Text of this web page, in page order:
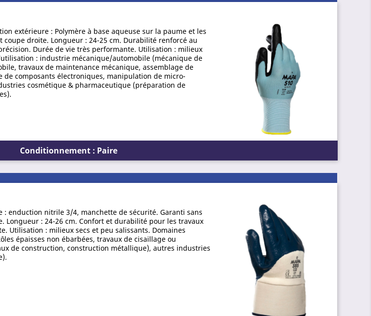
extérieure : Polymère à base aqueuse sur la paume et les
coupe droite. Longueur : 24-25 cm. Durabilité renforcé au
Durée de vie très performante. Utilisation : milieux
: industrie mécanique/automobile (mécanique de
travaux de maintenance mécanique, assemblage de
composants électroniques, manipulation de micro-
cosmétique & pharmaceutique (préparation de
Conditionnement : Paire
enduction nitrile 3/4, manchette de sécurité. Garanti sans
Longueur : 24-26 cm. Confort et durabilité pour les travaux
Utilisation : milieux secs et peu salissants. Domaines
épaisses non ébarbées, travaux de cisaillage ou
de construction, construction métallique), autres industries